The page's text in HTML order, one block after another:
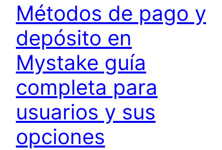
Métodos de pago y
depósito en
Mystake guía
completa para
usuarios y sus
opciones